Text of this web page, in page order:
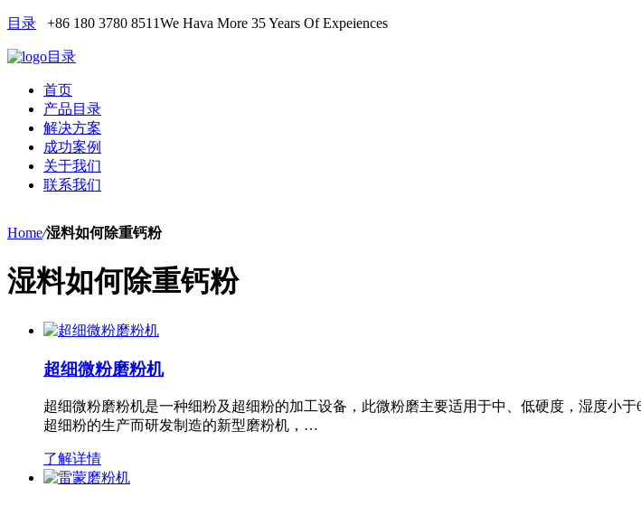
目录 +86 180 3780 8511We Hava More 35 Years Of Expeiences
目录
首页
产品目录
解决方案
成功案例
关于我们
联系我们
Home/湿料如何除重钙粉
湿料如何除重钙粉
超细微粉磨粉机
超细微粉磨粉机是一种细粉及超细粉的加工设备，此微粉磨主要适用于中、低硬度，湿度小
超细粉的生产而研发制造的新型磨粉机，…
了解详情